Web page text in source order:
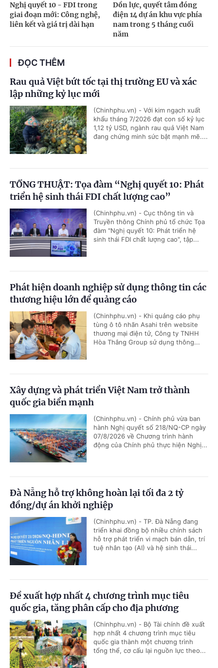
Nghị quyết 10 - FDI trong
giai đoạn mới: Công nghệ,
liên kết và giá trị dài hạn
Dồn lực, quyết tâm đóng
điện 14 dự án khu vực phía
nam trong 5 tháng cuối
năm
ĐỌC THÊM
Rau quả Việt bứt tốc tại thị trường EU và xác
lập những kỷ lục mới
(Chinhphu.vn) - Với kim ngạch xuất
khẩu tháng 7/2026 đạt con số kỷ lục
1,12 tỷ USD, ngành rau quả Việt Nam
đang chứng minh sức bật mạnh mẽ....
TỔNG THUẬT: Tọa đàm “Nghị quyết 10: Phát
triển hệ sinh thái FDI chất lượng cao”
(Chinhphu.vn) - Cục thông tin và
Truyền thông Chính phủ tổ chức Tọa
đàm "Nghị quyết 10: Phát triển hệ
sinh thái FDI chất lượng cao", tập...
Phát hiện doanh nghiệp sử dụng thông tin các
thương hiệu lớn để quảng cáo
(Chinhphu.vn) - Khi quảng cáo phụ
tùng ô tô nhãn Asahi trên website
thương mại điện tử, Công ty TNHH
Hòa Thắng Group sử dụng thông...
Xây dựng và phát triển Việt Nam trở thành
quốc gia biển mạnh
(Chinhphu.vn) - Chính phủ vừa ban
hành Nghị quyết số 218/NQ-CP ngày
07/8/2026 về Chương trình hành
động của Chính phủ thực hiện Nghị...
Đà Nẵng hỗ trợ không hoàn lại tối đa 2 tỷ
đồng/dự án khởi nghiệp
(Chinhphu.vn) - TP. Đà Nẵng đang
triển khai đồng bộ nhiều chính sách
hỗ trợ phát triển vi mạch bán dẫn, trí
tuệ nhân tạo (AI) và hệ sinh thái...
Đề xuất hợp nhất 4 chương trình mục tiêu
quốc gia, tăng phân cấp cho địa phương
(Chinhphu.vn) - Bộ Tài chính đề xuất
hợp nhất 4 chương trình mục tiêu
quốc gia thành một chương trình
tổng thể, cơ cấu lại nguồn lực theo...